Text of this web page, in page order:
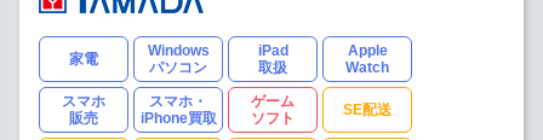
家電
Windows
パソコン
iPad
取扱
Apple
Watch
スマホ
販売
スマホ・
iPhone買取
ゲーム
ソフト
SE配送